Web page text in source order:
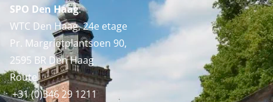
SPO Den Haag:
WTC Den Haag, 24e etage
Pr. Margrietplantsoen 90,
2595 BR Den Haag
Route
+31 (0)346 29 1211